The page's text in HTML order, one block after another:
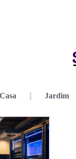
Casa Jardim